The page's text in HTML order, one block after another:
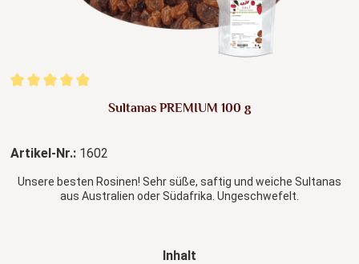
Durchschnittliche Bewertung von 4.92 von 5 Sternen
Sultanas PREMIUM 100 g
Artikel-Nr.: 1602
Unsere besten Rosinen! Sehr süße, saftig und weiche Sultanas
aus Australien oder Südafrika. Ungeschwefelt.
Inhalt